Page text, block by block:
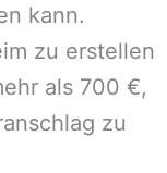
kann.
zu erstellen
als 700 €,
zu